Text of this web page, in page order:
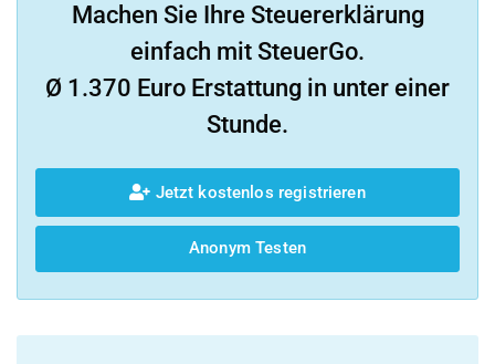
Machen Sie Ihre Steuererklärung
einfach mit SteuerGo.
Ø 1.370 Euro Erstattung in unter einer
Stunde.
Jetzt kostenlos registrieren
Anonym Testen